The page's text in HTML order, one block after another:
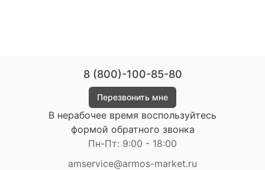
8 (800)-100-85-80
Перезвонить мне
В нерабочее время воспользуйтесь
формой обратного звонка
Пн-Пт: 9:00 - 18:00
amservice@armos-market.ru